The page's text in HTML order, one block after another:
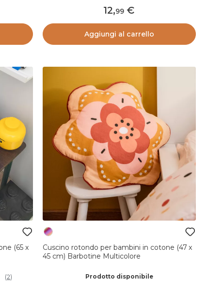
12,99
Aggiungi al carrello
(65 x
(2)
Cuscino rotondo per bambini in cotone (47 x
45 cm) Barbotine Multicolore
Prodotto disponibile